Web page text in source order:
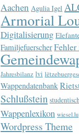
Aachen Agulia Igel
Armorial
Digitalisierung
Familjefuerscher
Jahresbilanz lvi
Wappendatenbank
Schlußstein
Wappenlexikon wiesel.lu
Wordpress Theme